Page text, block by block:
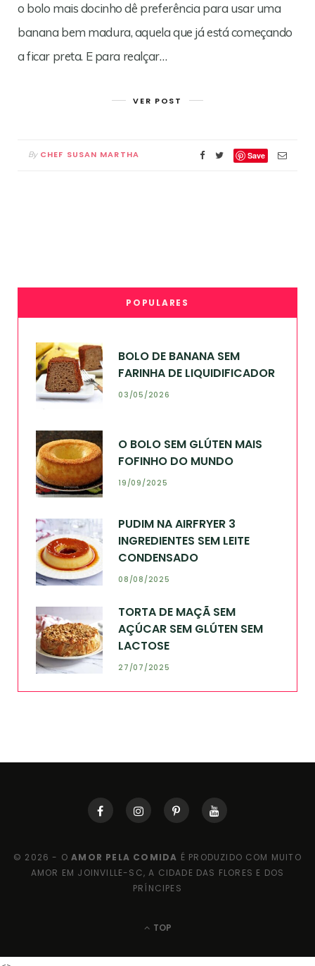
o bolo mais docinho dê preferência para usar uma
banana bem madura, aquela que já está começando
a ficar preta. E para realçar…
VER POST
By CHEF SUSAN MARTHA Save
POPULARES
BOLO DE BANANA SEM
FARINHA DE LIQUIDIFICADOR
03/05/2026
O BOLO SEM GLÚTEN MAIS
FOFINHO DO MUNDO
19/09/2025
PUDIM NA AIRFRYER 3
INGREDIENTES SEM LEITE
CONDENSADO
08/08/2025
TORTA DE MAÇÃ SEM
AÇÚCAR SEM GLÚTEN SEM
LACTOSE
27/07/2025
© 2026 - OAMOR PELA COMIDA É PRODUZIDO COM MUITO
AMOR EM JOINVILLE-SC, A CIDADE DAS FLORES E DOS
PRÍNCIPES
TOP